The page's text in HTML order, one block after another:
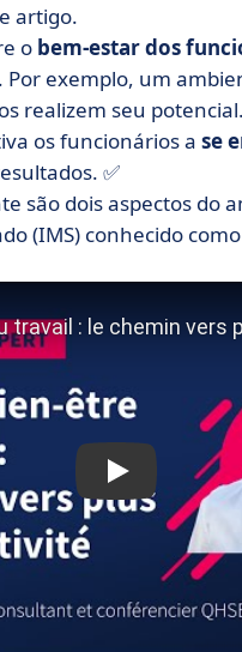
artigo.
o bem-estar dos
. Por exemplo, um
realizem seu
os funcionários a se
✅
são dois aspectos do
(IMS) conhecido como